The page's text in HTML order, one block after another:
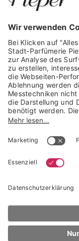
Trusted Shops
* unverbindliche